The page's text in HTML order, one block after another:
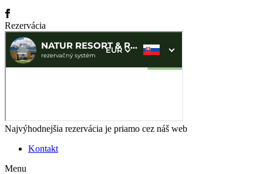
Rezervácia
Najvýhodnejšia rezervácia je priamo cez náš web
Kontakt
Menu